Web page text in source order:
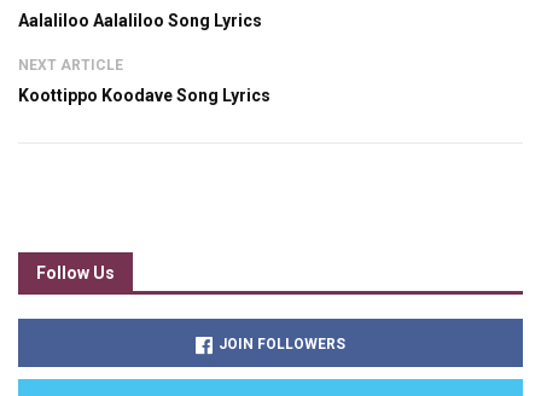
Aalaliloo Aalaliloo Song Lyrics
NEXT ARTICLE
Koottippo Koodave Song Lyrics
Follow Us
JOIN FOLLOWERS